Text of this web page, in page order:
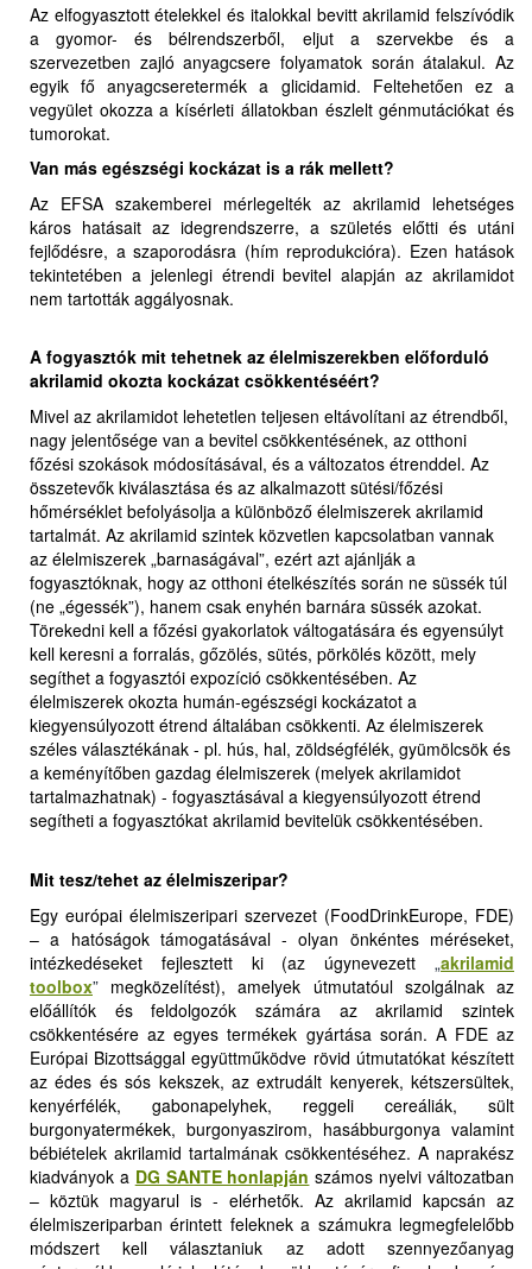
Az elfogyasztott ételekkel és italokkal bevitt akrilamid felszívódik
a gyomor- és bélrendszerből, eljut a szervekbe és a
szervezetben zajló anyagcsere folyamatok során átalakul. Az
egyik fő anyagcseretermék a glicidamid. Feltehetően ez a
vegyület okozza a kísérleti állatokban észlelt génmutációkat és
tumorokat.
Van más egészségi kockázat is a rák mellett?
Az EFSA szakemberei mérlegelték az akrilamid lehetséges
káros hatásait az idegrendszerre, a születés előtti és utáni
fejlődésre, a szaporodásra (hím reprodukcióra). Ezen hatások
tekintetében a jelenlegi étrendi bevitel alapján az akrilamidot
nem tartották aggályosnak.
A fogyasztók mit tehetnek az élelmiszerekben előforduló
akrilamid okozta kockázat csökkentéséért?
Mivel az akrilamidot lehetetlen teljesen eltávolítani az étrendből,
nagy jelentősége van a bevitel csökkentésének, az otthoni
főzési szokások módosításával, és a változatos étrenddel. Az
összetevők kiválasztása és az alkalmazott sütési/főzési
hőmérséklet befolyásolja a különböző élelmiszerek akrilamid
tartalmát. Az akrilamid szintek közvetlen kapcsolatban vannak
az élelmiszerek „barnaságával”, ezért azt ajánlják a
fogyasztóknak, hogy az otthoni ételkészítés során ne süssék túl
(ne „égessék”), hanem csak enyhén barnára süssék azokat.
Törekedni kell a főzési gyakorlatok váltogatására és egyensúlyt
kell keresni a forralás, gőzölés, sütés, pörkölés között, mely
segíthet a fogyasztói expozíció csökkentésében. Az
élelmiszerek okozta humán-egészségi kockázatot a
kiegyensúlyozott étrend általában csökkenti. Az élelmiszerek
széles választékának - pl. hús, hal, zöldségfélék, gyümölcsök és
a keményítőben gazdag élelmiszerek (melyek akrilamidot
tartalmazhatnak) - fogyasztásával a kiegyensúlyozott étrend
segítheti a fogyasztókat akrilamid bevitelük csökkentésében.
Mit tesz/tehet az élelmiszeripar?
Egy európai élelmiszeripari szervezet (FoodDrinkEurope, FDE)
– a hatóságok támogatásával - olyan önkéntes méréseket,
intézkedéseket fejlesztett ki (az úgynevezett „akrilamid
toolbox” megközelítést), amelyek útmutatóul szolgálnak az
előállítók és feldolgozók számára az akrilamid szintek
csökkentésére az egyes termékek gyártása során. A FDE az
Európai Bizottsággal együttműködve rövid útmutatókat készített
az édes és sós kekszek, az extrudált kenyerek, kétszersültek,
kenyérfélék, gabonapelyhek, reggeli cereáliák, sült
burgonyatermékek, burgonyaszirom, hasábburgonya valamint
bébiételek akrilamid tartalmának csökkentéséhez. A naprakész
kiadványok a DG SANTE honlapján számos nyelvi változatban
– köztük magyarul is - elérhetők. Az akrilamid kapcsán az
élelmiszeriparban érintett feleknek a számukra legmegfelelőbb
módszert kell választaniuk az adott szennyezőanyag